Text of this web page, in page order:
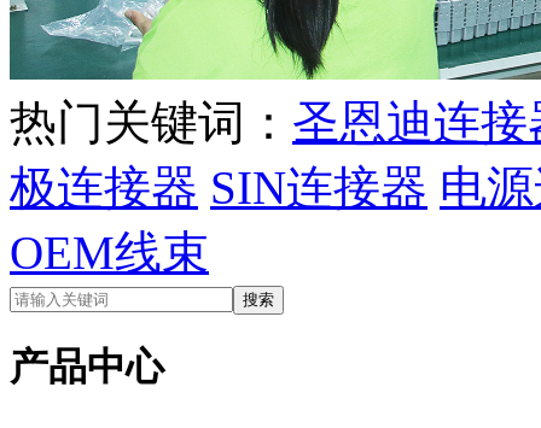
热门关键词： 圣恩迪连接
极连接器 SIN连接器 电
OEM线束
产品中心